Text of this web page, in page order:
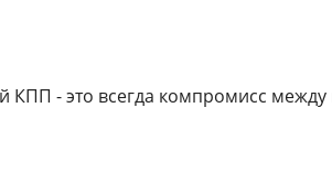
- это всегда компромисс между